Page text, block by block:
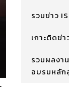
รวมข่าว
เกาะติดข่
รวมผลงา
อบรมหลัก